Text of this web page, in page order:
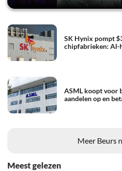
SK Hynix pompt
chipfabrieken: AI-
ASML koopt voor
aandelen op en
Meer Beurs
Meest gelezen